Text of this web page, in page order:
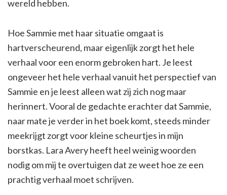
wereld hebben.
Hoe Sammie met haar situatie omgaat is
hartverscheurend, maar eigenlijk zorgt het hele
verhaal voor een enorm gebroken hart. Je leest
ongeveer het hele verhaal vanuit het perspectief van
Sammie en je leest alleen wat zij zich nog maar
herinnert. Vooral de gedachte erachter dat Sammie,
naar mate je verder in het boek komt, steeds minder
meekrijgt zorgt voor kleine scheurtjes in mijn
borstkas. Lara Avery heeft heel weinig woorden
nodig om mij te overtuigen dat ze weet hoe ze een
prachtig verhaal moet schrijven.